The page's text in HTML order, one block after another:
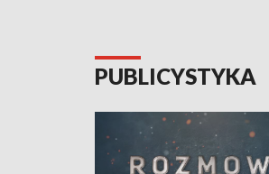
PUBLICYSTYKA